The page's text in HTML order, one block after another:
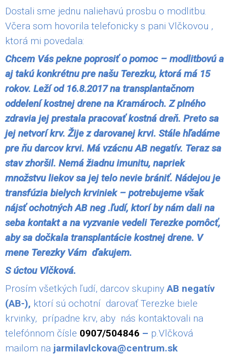
Dostali sme jednu naliehavú prosbu o modlitbu.
Včera som hovorila telefonicky s pani Vlčkovou ,
ktorá mi povedala:
Chcem Vás pekne poprosiť o pomoc – modlitbovú a
aj takú konkrétnu pre našu Terezku, ktorá má 15
rokov. Leží od 16.8.2017 na transplantačnom
oddelení kostnej drene na Kramároch. Z plného
zdravia jej prestala pracovať kostná dreň. Preto sa
jej netvorí krv. Žije z darovanej krvi. Stále hľadáme
pre ňu darcov krvi. Má vzácnu AB negatív. Teraz sa
stav zhoršil. Nemá žiadnu imunitu, napriek
množstvu liekov sa jej telo nevie brániť. Nádejou je
transfúzia bielych krviniek – potrebujeme však
nájsť ochotných AB neg .ľudí, ktorí by nám dali na
seba kontakt a na vyzvanie vedeli Terezke pomôcť,
aby sa dočkala transplantácie kostnej drene. V
mene Terezky Vám ďakujem.
S úctou Vlčková.
Prosím všetkých ľudí, darcov skupinyAB negatív
(AB-), ktorí sú ochotní darovať Terezke biele
krvinky, prípadne krv, aby nás kontaktovali na
telefónnom čísle 0907/504846 – p.Vlčková
mailom na jarmilavlckova@centrum.sk